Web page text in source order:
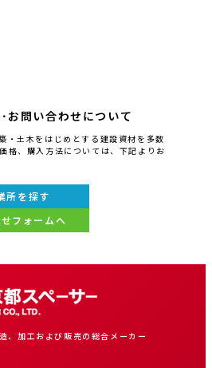
お問い合わせについて
・土木をはじめとする建設資材を多数
格、購入方法については、下記よりお
所を探す
フォームへ
、加工および販売の総合メーカー